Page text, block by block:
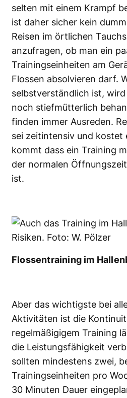
selten mit einem Krampf
ist daher sicher kein
Reisen im örtlichen
anzufragen, ob man ein
Trainingseinheiten am
Flossen absolvieren darf.
selbstverständlich ist,
noch stiefmütterlich
finden immer Ausreden.
sei zeitintensiv und kostet
kommt dass ein Training
der normalen
ist.
Flossentraining im
Aber das wichtigste bei
Aktivitäten ist die
regelmäßigigem Training
die Leistungsfähigkeit
sollten mindestens zwei,
Trainingseinheiten pro
30 Minuten Dauer